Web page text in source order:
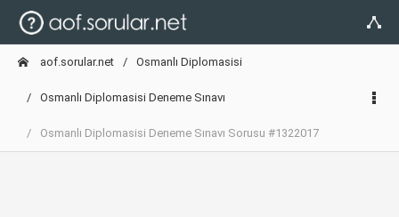
aof.sorular.net Osmanlı Diplomasisi
Osmanlı Diplomasisi Deneme Sınavı
Osmanlı Diplomasisi Deneme Sınavı Sorusu #1322017